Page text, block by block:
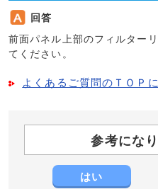
回答
前面パネル上部のフィルター
てください。
よくあるご質問のＴＯＰ
参考にな
はい